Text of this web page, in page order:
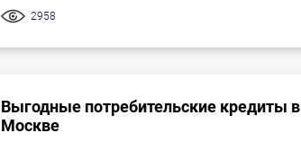
2958
Выгодные потребительские кредиты в
Москве